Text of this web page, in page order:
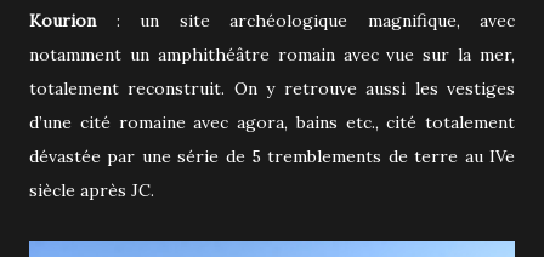
Kourion: un site archéologique magnifique, avec
notamment un amphithéâtre romain avec vue sur la mer,
totalement reconstruit. On y retrouve aussi les vestiges
d’une cité romaine avec agora, bains etc., cité totalement
dévastée par une série de 5 tremblements de terre au IVe
siècle après JC.